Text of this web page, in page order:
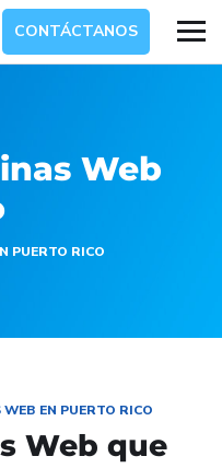
CONTÁCTANOS
Web
PUERTO RICO
EN PUERTO RICO
Web que